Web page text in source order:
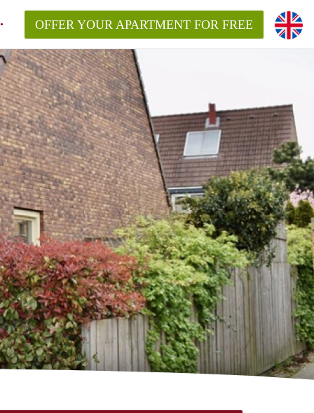
OFFER YOUR APARTMENT FOR FREE